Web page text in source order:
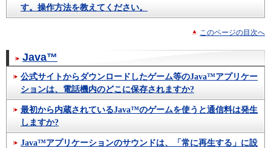
す。操作方法を教えてください。
このページの目次へ
Java™
公式サイトからダウンロードしたゲーム等のJava™アプリケー
ションは、電話機内のどこに保存されますか?
最初から内蔵されているJava™のゲームを使うと通信料は発生
しますか?
Java™アプリケーションのサウンドは、「常に再生する」に設